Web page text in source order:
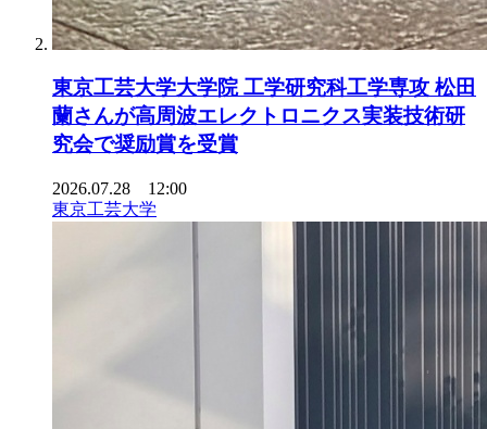
東京工芸大学大学院 工学研究科工学専攻 松田
蘭さんが高周波エレクトロニクス実装技術研
究会で奨励賞を受賞
2026.07.28 12:00
東京工芸大学